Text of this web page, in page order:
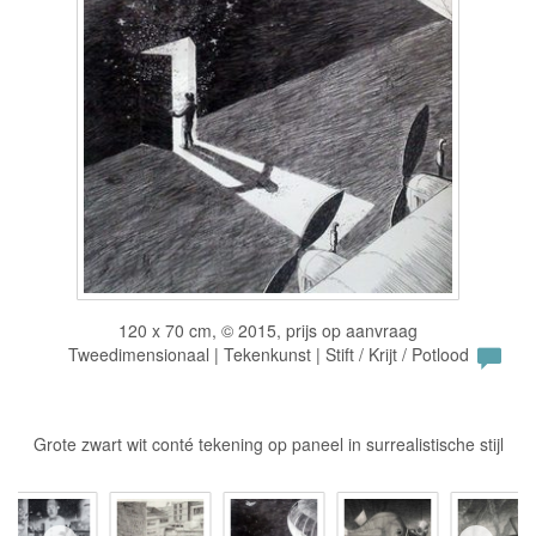
120 x 70 cm, © 2015, prijs op aanvraag
Tweedimensionaal | Tekenkunst | Stift / Krijt / Potlood
Grote zwart wit conté tekening op paneel in surrealistische stijl